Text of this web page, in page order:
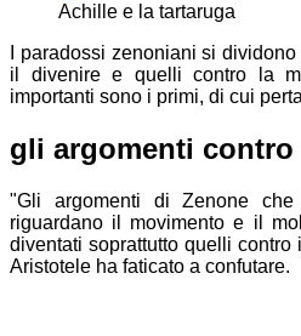
Achille e la tartaruga
I paradossi zenoniani si
il divenire e quelli contro la
importanti sono i primi, di cui
gli argomenti
"Gli argomenti di Zenone
riguardano il movimento e il
diventati soprattutto quelli
Aristotele ha faticato a confutare.